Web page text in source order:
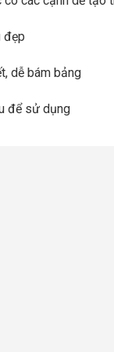
đẹp
dễ bám bảng
để sử dụng